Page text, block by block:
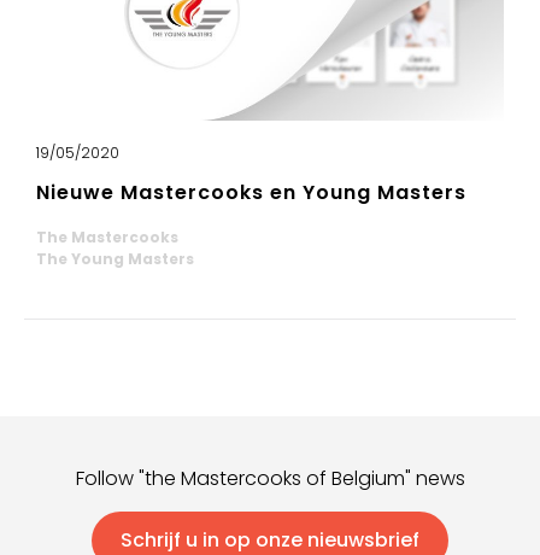
19/05/2020
Nieuwe Mastercooks en Young Masters
The Mastercooks
The Young Masters
Follow "the Mastercooks of Belgium" news
Schrijf u in op onze nieuwsbrief